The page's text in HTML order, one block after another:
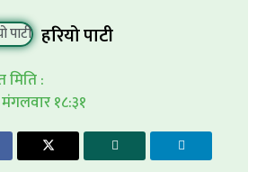
हरियो पाटी
मिति :
१८:३१